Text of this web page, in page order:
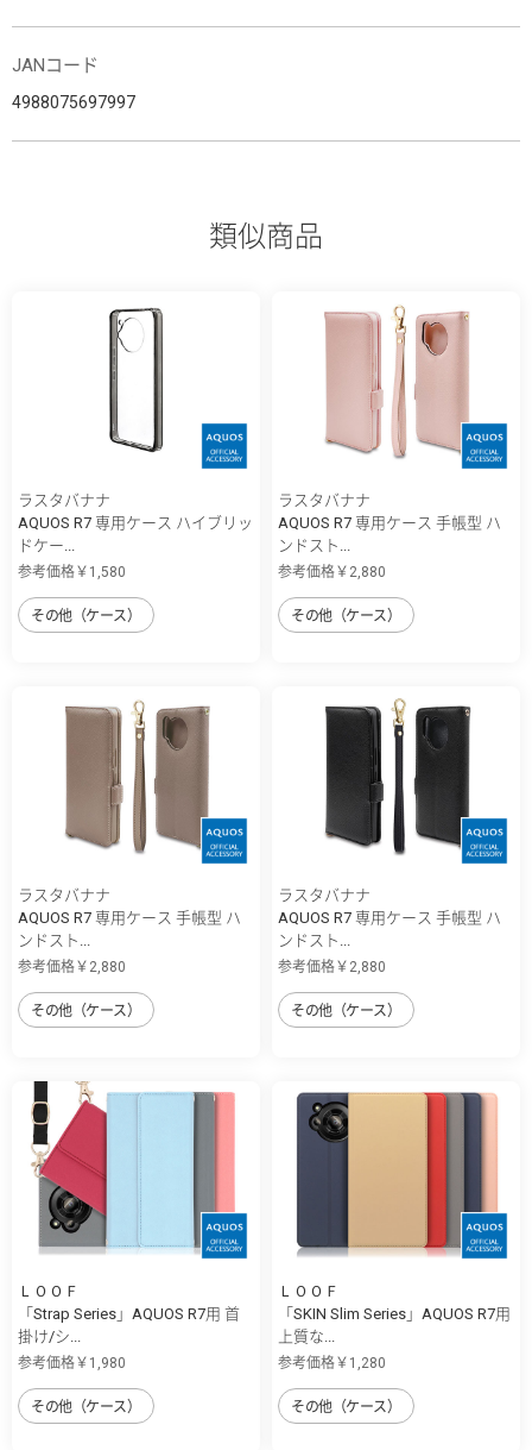
JANコード
4988075697997
類似商品
ラスタバナナ
AQUOS R7 専用ケース ハイブリッ
ドケー...
参考価格￥1,580
その他（ケース）
ラスタバナナ
AQUOS R7 専用ケース 手帳型 ハ
ンドスト...
参考価格￥2,880
その他（ケース）
ラスタバナナ
AQUOS R7 専用ケース 手帳型 ハ
ンドスト...
参考価格￥2,880
その他（ケース）
ラスタバナナ
AQUOS R7 専用ケース 手帳型 ハ
ンドスト...
参考価格￥2,880
その他（ケース）
ＬＯＯＦ
「Strap Series」AQUOS R7用 首
掛け/シ...
参考価格￥1,980
その他（ケース）
ＬＯＯＦ
「SKIN Slim Series」AQUOS R7用
上質な...
参考価格￥1,280
その他（ケース）